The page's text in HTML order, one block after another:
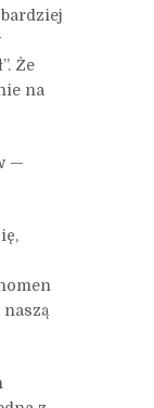
Że
na
—
naszą